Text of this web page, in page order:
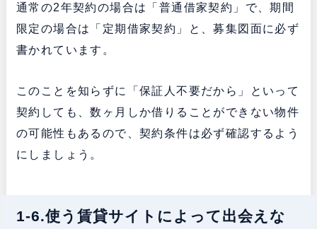
通常の2年契約の場合は「普通借家契約」で、期間
限定の場合は「定期借家契約」と、募集図面に必ず
書かれています。
このことを知らずに「保証人不要だから」といって
契約しても、数ヶ月しか借りることができない物件
の可能性もあるので、契約条件は必ず確認するよう
にしましょう。
1-6.使う賃貸サイトによって出会えな